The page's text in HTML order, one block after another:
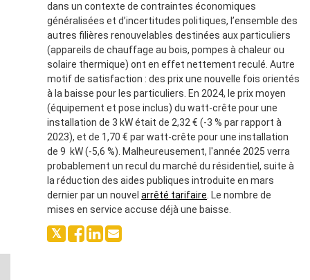
dans un contexte de contraintes économiques
généralisées et d’incertitudes politiques, l’ensemble des
autres filières renouvelables destinées aux particuliers
(appareils de chauffage au bois, pompes à chaleur ou
solaire thermique) ont en effet nettement reculé. Autre
motif de satisfaction : des prix une nouvelle fois orientés
à la baisse pour les particuliers. En 2024, le prix moyen
(équipement et pose inclus) du watt-crête pour une
installation de 3 kW était de 2,32 € (-3 % par rapport à
2023), et de 1,70 € par watt-crête pour une installation
de 9 kW (-5,6 %). Malheureusement, l'année 2025 verra
probablement un recul du marché du résidentiel, suite à
la réduction des aides publiques introduite en mars
dernier par un nouvel arrêté tarifaire . Le nombre de
mises en service accuse déjà une baisse.